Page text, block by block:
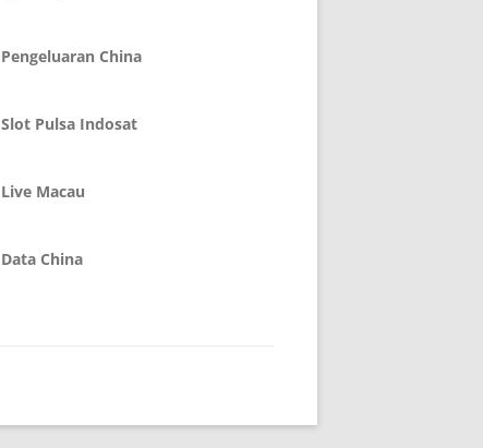
Pengeluaran China
Slot Pulsa Indosat
Live Macau
Data China